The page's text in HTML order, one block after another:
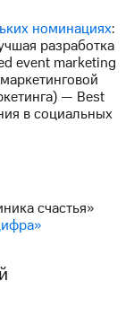
номинациях:
разработка
event marketing
— Best
в социальных
счастья»